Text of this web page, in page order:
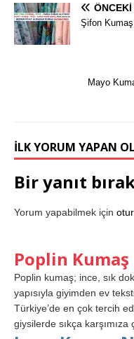
ÖNCEKI
Şifon
Mayo
İLK YORUM YAPAN
Bir yanıt
Yorum yapabilmek için
Poplin
Poplin kumaş; ince, sık
yapısıyla giyimden ev
Türkiye’de en çok tercih
giysilerde sıkça karşımıza